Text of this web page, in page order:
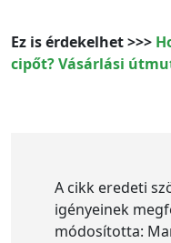
Ez is érdekelhet >>>
cipőt? Vásárlási
A cikk eredeti
igényeinek
módosította: